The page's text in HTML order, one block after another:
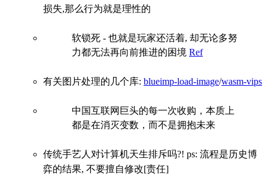
损失,那么行为就是理性的
软锁死 - 也就是玩家还活着, 却无论多努
力都无法再向前推进的困境 Ref
有关图片处理的几个库: blueimp-load-image/wasm-vips
中国互联网巨头的每一次收购，本质上
都是在消灭变数，而不是拥抱未来
传统手艺人对计算机天生排斥吗?! ps: 流程是历史博
弈的结果, 不要擅自修改[责任]